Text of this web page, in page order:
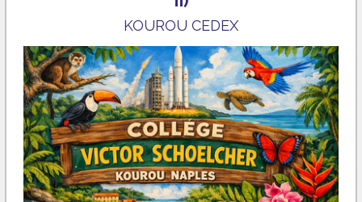
KOUROU CEDEX